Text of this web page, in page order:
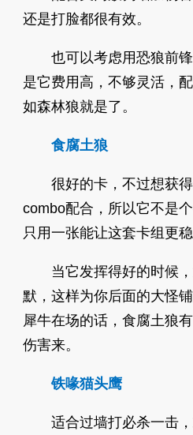
还是打脸都很有效。
也可以考虑用恐狼前锋
是它费用高，不够灵活，
如森林狼就是了。
食腐土狼
很好的卡，不过想获得
combo配合，所以它不是
只用一张能让这套卡组更稳
当它发挥得好的时候，
默，这样为你后面的大怪
犀牛在场的话，食腐土狼
伤害来。
铁喙猫头鹰
适合过墙打必杀一击，